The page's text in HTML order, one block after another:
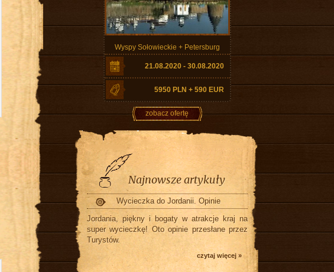
Wyspy Sołowieckie + Petersburg
21.08.2020 - 30.08.2020
5950 PLN + 590 EUR
zobacz ofertę
Najnowsze artykuły
Wycieczka do Jordanii. Opinie
Jordania, piękny i bogaty w atrakcje kraj na
super wycieczkę! Oto opinie przesłane przez
Turystów.
czytaj więcej »